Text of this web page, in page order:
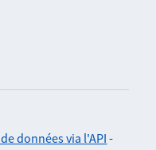
données via l'API-